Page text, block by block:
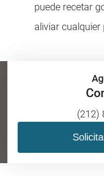
puede recetar
aliviar cualquier
(212)